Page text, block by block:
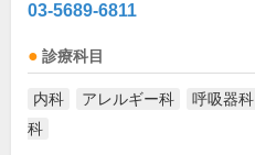
03-5689-6811
診療科目
内科 アレルギー科 呼吸器科
科